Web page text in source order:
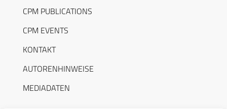
CPM PUBLICATIONS
CPM EVENTS
KONTAKT
AUTORENHINWEISE
MEDIADATEN